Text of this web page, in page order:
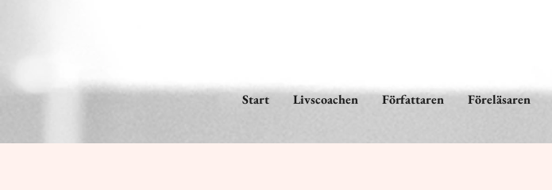
Start Livscoachen Författaren Föreläsaren